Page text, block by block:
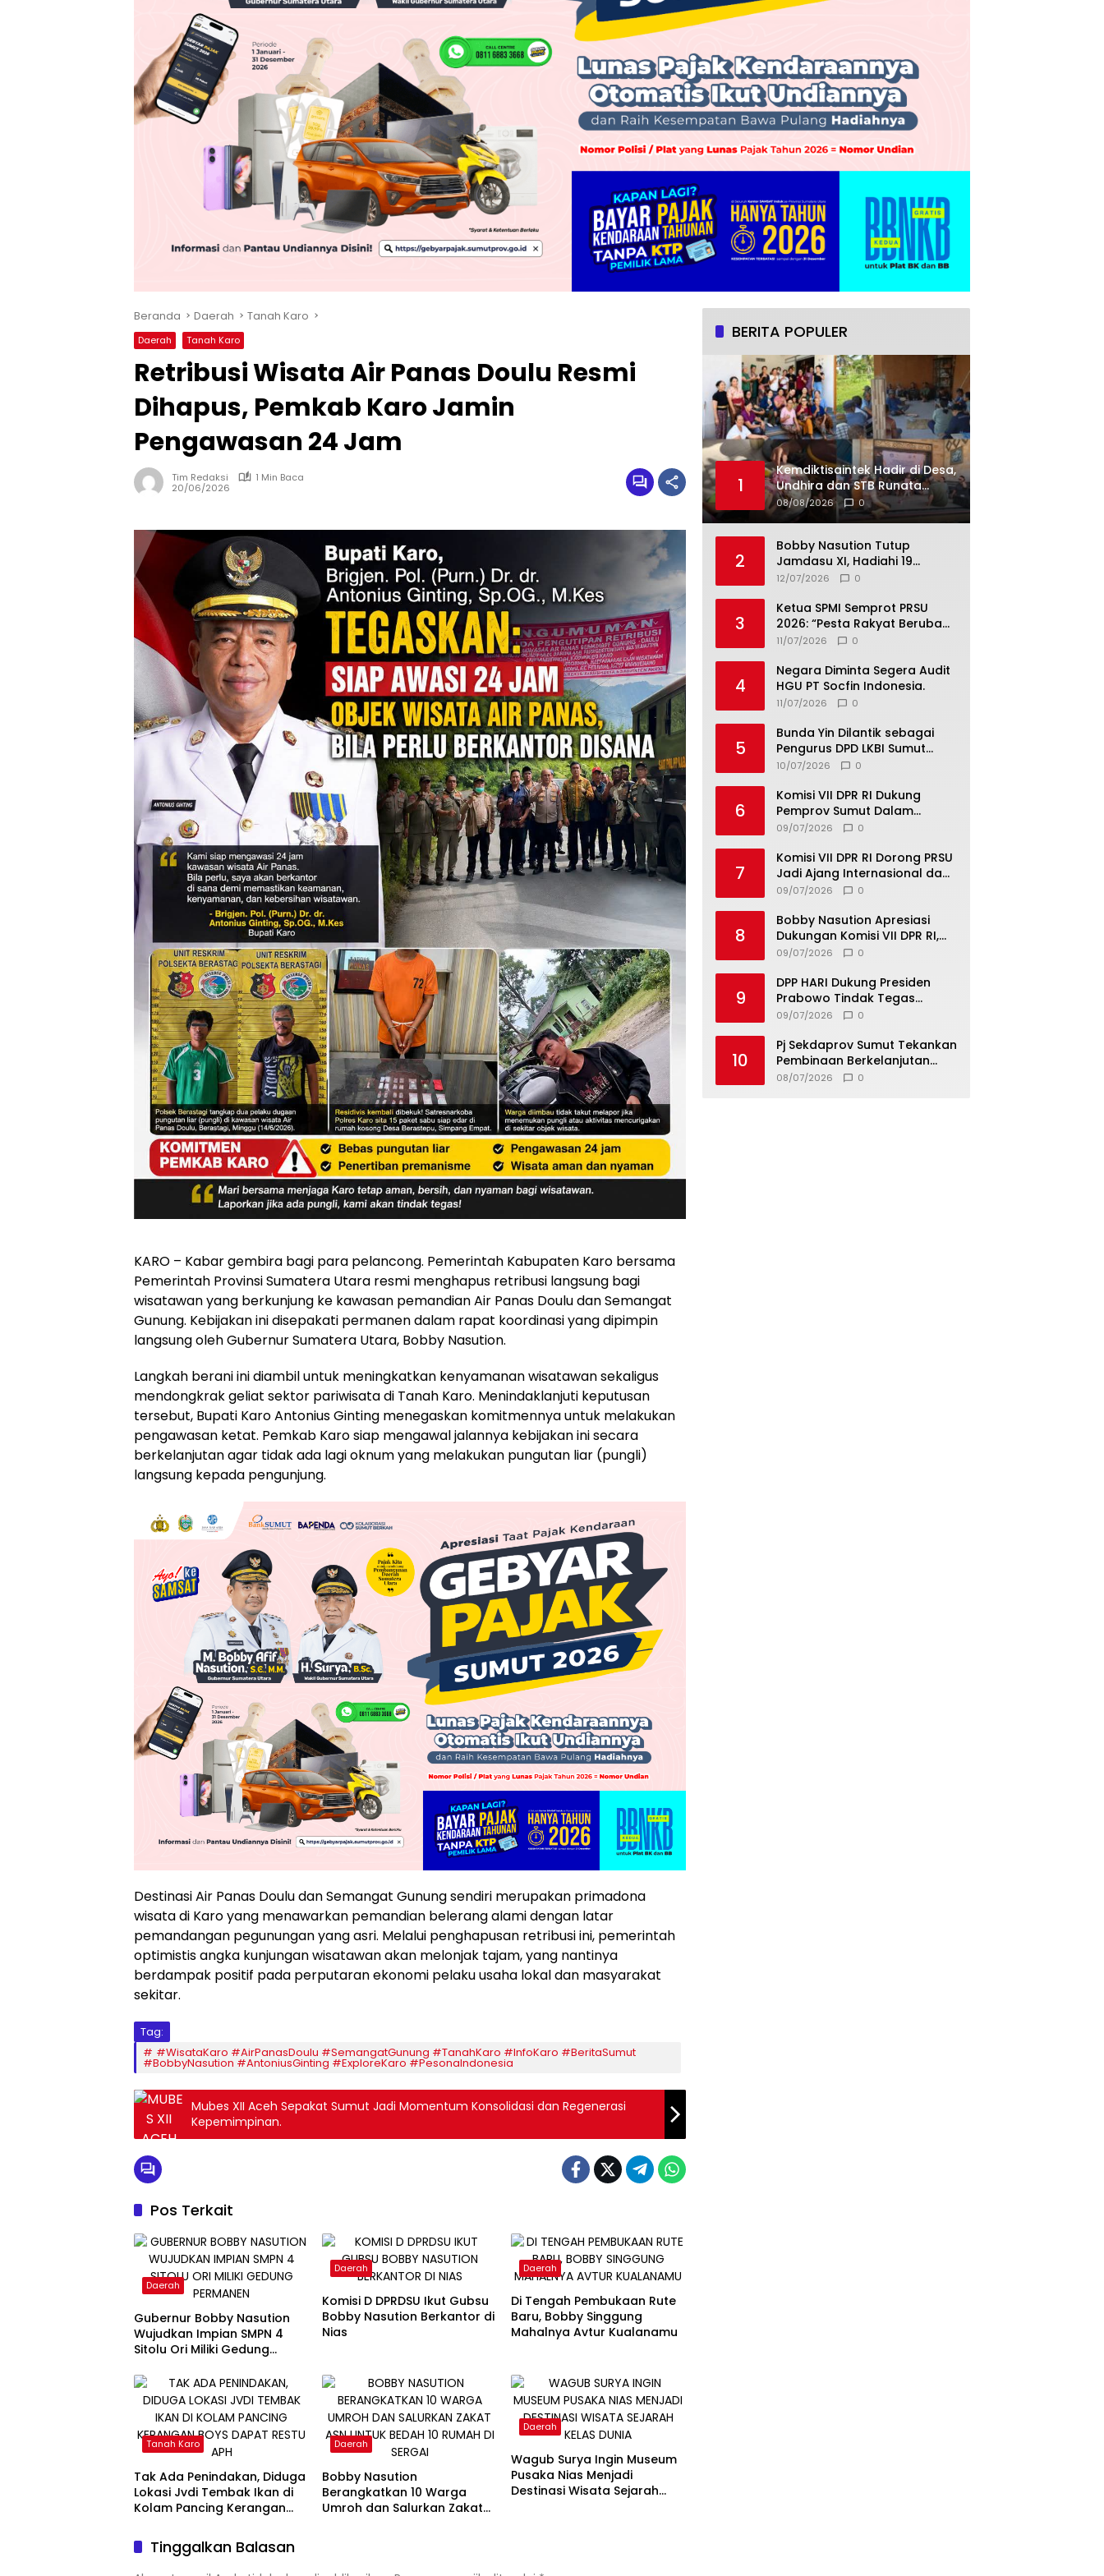
Beranda Daerah Tanah Karo
Daerah Tanah Karo
Retribusi Wisata Air Panas Doulu Resmi
Dihapus, Pemkab Karo Jamin
Pengawasan 24 Jam
Tim Redaksi
1 Min Baca
20/06/2026
KARO – Kabar gembira bagi para pelancong. Pemerintah Kabupaten Karo bersama
Pemerintah Provinsi Sumatera Utara resmi menghapus retribusi langsung bagi
wisatawan yang berkunjung ke kawasan pemandian Air Panas Doulu dan Semangat
Gunung. Kebijakan ini disepakati permanen dalam rapat koordinasi yang dipimpin
langsung oleh Gubernur Sumatera Utara, Bobby Nasution.
Langkah berani ini diambil untuk meningkatkan kenyamanan wisatawan sekaligus
mendongkrak geliat sektor pariwisata di Tanah Karo. Menindaklanjuti keputusan
tersebut, Bupati Karo Antonius Ginting menegaskan komitmennya untuk melakukan
pengawasan ketat. Pemkab Karo siap mengawal jalannya kebijakan ini secara
berkelanjutan agar tidak ada lagi oknum yang melakukan pungutan liar (pungli)
langsung kepada pengunjung.
Destinasi Air Panas Doulu dan Semangat Gunung sendiri merupakan primadona
wisata di Karo yang menawarkan pemandian belerang alami dengan latar
pemandangan pegunungan yang asri. Melalui penghapusan retribusi ini, pemerintah
optimistis angka kunjungan wisatawan akan melonjak tajam, yang nantinya
berdampak positif pada perputaran ekonomi pelaku usaha lokal dan masyarakat
sekitar.
Tag:
#WisataKaro #AirPanasDoulu #SemangatGunung #TanahKaro #InfoKaro #BeritaSumut
#BobbyNasution #AntoniusGinting #ExploreKaro #PesonaIndonesia
Mubes XII Aceh Sepakat Sumut Jadi Momentum Konsolidasi dan Regenerasi
Kepemimpinan.
Pos Terkait
Daerah
Gubernur Bobby Nasution
Wujudkan Impian SMPN 4
Sitolu Ori Miliki Gedung
Daerah
Komisi D DPRDSU Ikut Gubsu
Bobby Nasution Berkantor di
Nias
Daerah
Di Tengah Pembukaan Rute
Baru, Bobby Singgung
Mahalnya Avtur Kualanamu
Tanah Karo
Tak Ada Penindakan, Diduga
Lokasi Jvdi Tembak Ikan di
Kolam Pancing Kerangan
Daerah
Bobby Nasution
Berangkatkan 10 Warga
Umroh dan Salurkan Zakat
Daerah
Wagub Surya Ingin Museum
Pusaka Nias Menjadi
Destinasi Wisata Sejarah
Tinggalkan Balasan
BERITA POPULER
1
Kemdiktisaintek Hadir di Desa,
Undhira dan STB Runata
Dorong Hilirisasi Pangan Lokal
di Bedulu Gianyar
08/08/2026 0
2
Bobby Nasution Tutup
Jamdasu XI, Hadiahi 19
Petugas Upacara Berangkat
12/07/2026 0
3
Ketua SPMI Semprot PRSU
2026: “Pesta Rakyat Berubah
Jadi Ajang Bisnis, Target 300
Slogan”
11/07/2026 0
4
Negara Diminta Segera Audit
HGU PT Socfin Indonesia.
11/07/2026 0
5
Bunda Yin Dilantik sebagai
Pengurus DPD LKBI Sumut
2026–2031, Tegaskan
dan Kerukunan
10/07/2026 0
6
Komisi VII DPR RI Dukung
Pemprov Sumut Dalam
Pemberantasan Pungli di
09/07/2026 0
7
Komisi VII DPR RI Dorong PRSU
Jadi Ajang Internasional dan
Pusat Investasi Sumut
09/07/2026 0
8
Bobby Nasution Apresiasi
Dukungan Komisi VII DPR RI,
Dorong PRSU Masuk Kalender
09/07/2026 0
9
DPP HARI Dukung Presiden
Prabowo Tindak Tegas
Pelaku Korupsi Tanpa Tebang
09/07/2026 0
10
Pj Sekdaprov Sumut Tekankan
Pembinaan Berkelanjutan
untuk Lahirkan Generasi
08/07/2026 0